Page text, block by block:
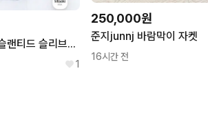
미세키서울 슬랜티드 슬리브리스 탑 블랙1
1
250,000원
준지junnj 바람막이 자켓
16시간 전